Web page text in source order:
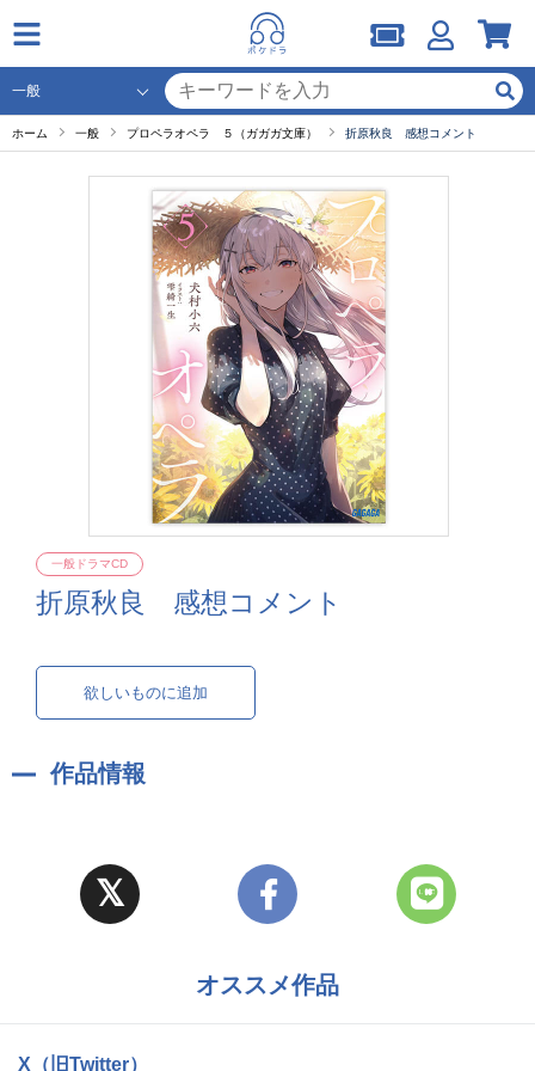
ホーム 一般 プロペラオペラ ５（ガガガ文庫） 折原秋良 感想コメント
折原秋良 感想コメント
一般ドラマCD
欲しいものに追加
作品情報
オススメ作品
X（旧Twitter）